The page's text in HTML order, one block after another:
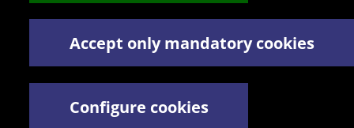
Accept only mandatory cookies
Configure cookies